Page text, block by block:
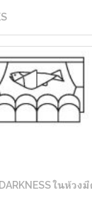
DARKNESS ในห้ว